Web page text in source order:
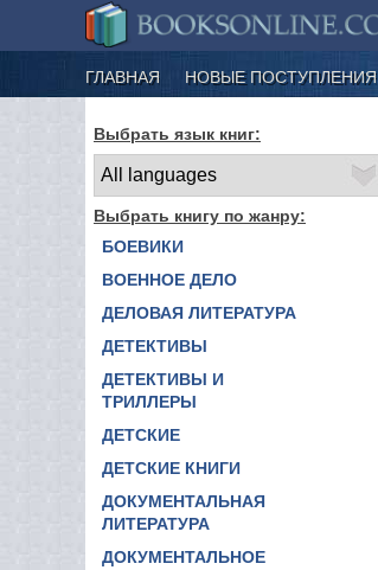
ГЛАВНАЯ НОВЫЕ ПОСТУПЛЕНИЯ
Выбрать язык книг:
Выбрать книгу по жанру:
БОЕВИКИ
ВОЕННОЕ ДЕЛО
ДЕЛОВАЯ ЛИТЕРАТУРА
ДЕТЕКТИВЫ
ДЕТЕКТИВЫ И
ТРИЛЛЕРЫ
ДЕТСКИЕ
ДЕТСКИЕ КНИГИ
ДОКУМЕНТАЛЬНАЯ
ЛИТЕРАТУРА
ДОКУМЕНТАЛЬНОЕ